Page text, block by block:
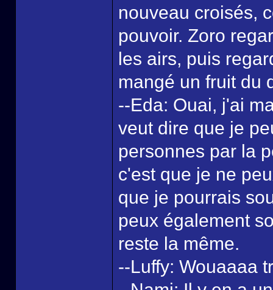
nouveau croisés,
pouvoir. Zoro
les airs, puis
mangé un fruit du
--Eda: Ouai, j'ai
veut dire que je
personnes par la
c'est que je ne
que je pourrais
peux également
reste la même.
--Luffy: Wouaaaa